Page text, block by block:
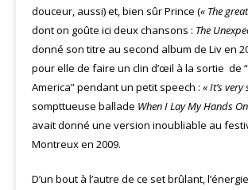
douceur, aussi) et, bien sûr Prince (« The
dont on goûte ici deux chansons : The
donné son titre au second album de Liv en
pour elle de faire un clin d’œil à la sortie de
America” pendant un petit speech : « It’s
sompttueuse ballade When I Lay My Hands
avait donné une version inoubliable au
Montreux en 2009.
D’un bout à l’autre de ce set brûlant,